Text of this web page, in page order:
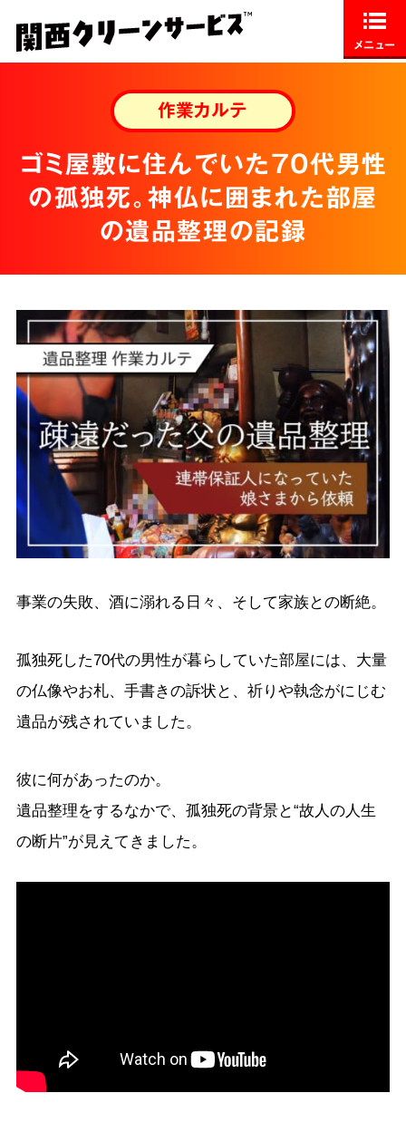
メニュー
ゴミ屋敷に住んでいた70代男性
の孤独死。神仏に囲まれた部屋
の遺品整理の記録
作業カルテ
事業の失敗、酒に溺れる日々、そして家族との断絶。
孤独死した70代の男性が暮らしていた部屋には、大量
の仏像やお札、手書きの訴状と、祈りや執念がにじむ
遺品が残されていました。
彼に何があったのか。
遺品整理をするなかで、孤独死の背景と“故人の人生
の断片”が見えてきました。